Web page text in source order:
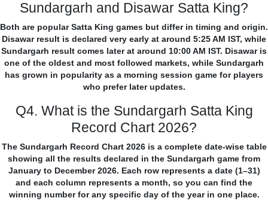
Sundargarh and Disawar Satta King?
Both are popular Satta King games but differ in timing and origin.
Disawar result is declared very early at around 5:25 AM IST, while
Sundargarh result comes later at around 10:00 AM IST. Disawar is
one of the oldest and most followed markets, while Sundargarh
has grown in popularity as a morning session game for players
who prefer later updates.
Q4. What is the Sundargarh Satta King
Record Chart 2026?
The Sundargarh Record Chart 2026 is a complete date-wise table
showing all the results declared in the Sundargarh game from
January to December 2026. Each row represents a date (1–31)
and each column represents a month, so you can find the
winning number for any specific day of the year in one place.